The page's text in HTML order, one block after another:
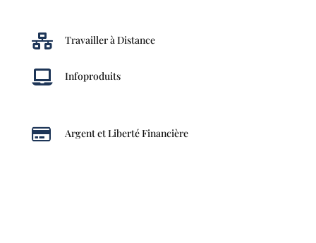
 Travailler à Distance
 Infoproduits
 Argent et Liberté Financière